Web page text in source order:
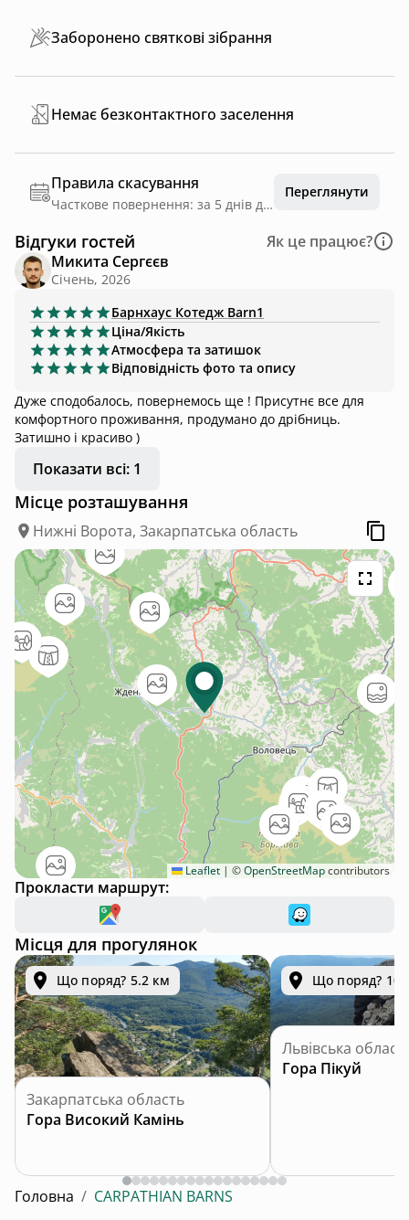
Заборонено святкові зібрання
Немає безконтактного заселення
Правила скасування
Часткове повернення: за 5 днів до дати заїзду
Переглянути
Відгуки гостей
Як це працює?
Микита Сергєєв
Січень, 2026
Барнхаус Котедж Barn1
Ціна/Якість
Атмосфера та затишок
Відповідність фото та опису
Дуже сподобалось, повернемось ще ! Присутнє все для
комфортного проживання, продумано до дрібниць.
Затишно і красиво )
Показати всі: 1
Місце розташування
Нижні Ворота, Закарпатська область
Leaflet | ©OpenStreetMapcontributors
Прокласти маршрут:
Місця для прогулянок
Що поряд? 5.2 км
Закарпатська область
Гора Високий Камінь
Що поряд?
Львівська
Гора Пікуй
Головна / CARPATHIAN BARNS